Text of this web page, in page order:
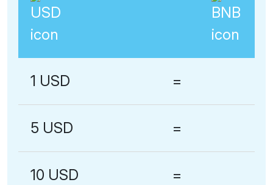
1 USD =
5 USD =
10 USD =